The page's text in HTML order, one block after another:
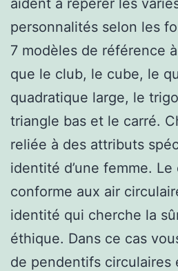
personnalités selon les
7 modèles de référence
que le club, le cube, le
quadratique large, le
triangle bas et le carré.
reliée à des attributs
identité d’une femme.
conforme aux air
identité qui cherche la
éthique. Dans ce cas
de pendentifs circulaires